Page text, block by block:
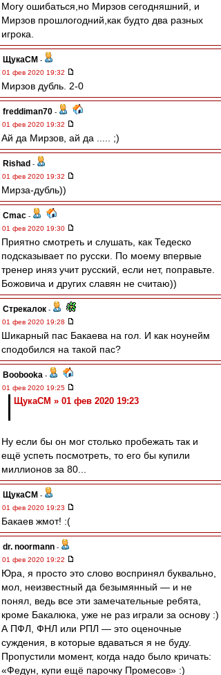
Могу ошибаться,но Мирзов сегодняшний, и
Мирзов прошлогодний,как будто два разных
игрока.
ЩукаСМ -
01 фев 2020 19:32
Мирзов дубль. 2-0
freddiman70 -
01 фев 2020 19:32
Ай да Мирзов, ай да ..... ;)
Rishad -
01 фев 2020 19:32
Мирза-дубль))
Cmac -
01 фев 2020 19:30
Приятно смотреть и слушать, как Тедеско
подсказывает по русски. По моему впервые
тренер иняз учит русский, если нет, поправьте.
Божовича и других славян не считаю))
Стрекалок -
01 фев 2020 19:28
Шикарный пас Бакаева на гол. И как ноунейм
сподобился на такой пас?
Boobooka -
01 фев 2020 19:25
ЩукаСМ » 01 фев 2020 19:23
Ну если бы он мог столько пробежать так и
ещё успеть посмотреть, то его бы купили
миллионов за 80...
ЩукаСМ -
01 фев 2020 19:23
Бакаев жмот! :(
dr. noormann -
01 фев 2020 19:22
Юра, я просто это слово воспринял буквально,
мол, неизвестный да безымянный — и не
понял, ведь все эти замечательные ребята,
кроме Бакалюка, уже не раз играли за основу :)
А ПФЛ, ФНЛ или РПЛ — это оценочные
суждения, в которые вдаваться я не буду.
Пропустили момент, когда надо было кричать:
«Федун, купи ещё парочку Промесов» :)